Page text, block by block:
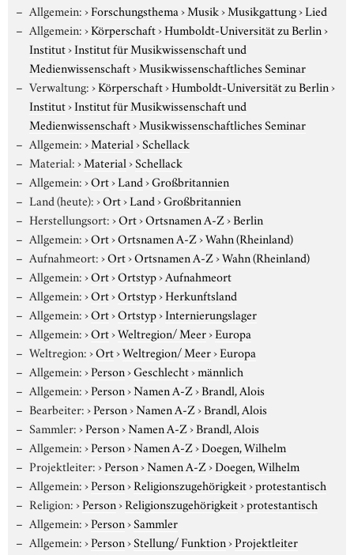
Allgemein:›Forschungsthema›Musik›Musikgattung›Lied
Allgemein:›Körperschaft›Humboldt-Universität zu Berlin›
Institut›Institut für Musikwissenschaft und
Medienwissenschaft›Musikwissenschaftliches Seminar
Verwaltung:›Körperschaft›Humboldt-Universität zu Berlin›
Institut›Institut für Musikwissenschaft und
Medienwissenschaft›Musikwissenschaftliches Seminar
Allgemein:›Material›Schellack
Material:›Material›Schellack
Allgemein:›Ort›Land›Großbritannien
Land (heute):›Ort›Land›Großbritannien
Herstellungsort:›Ort›Ortsnamen A-Z›Berlin
Allgemein:›Ort›Ortsnamen A-Z›Wahn (Rheinland)
Aufnahmeort:›Ort›Ortsnamen A-Z›Wahn (Rheinland)
Allgemein:›Ort›Ortstyp›Aufnahmeort
Allgemein:›Ort›Ortstyp›Herkunftsland
Allgemein:›Ort›Ortstyp›Internierungslager
Allgemein:›Ort›Weltregion/ Meer›Europa
Weltregion:›Ort›Weltregion/ Meer›Europa
Allgemein:›Person›Geschlecht›männlich
Allgemein:›Person›Namen A-Z›Brandl, Alois
Bearbeiter:›Person›Namen A-Z›Brandl, Alois
Sammler:›Person›Namen A-Z›Brandl, Alois
Allgemein:›Person›Namen A-Z›Doegen, Wilhelm
Projektleiter:›Person›Namen A-Z›Doegen, Wilhelm
Allgemein:›Person›Religionszugehörigkeit›protestantisch
Religion:›Person›Religionszugehörigkeit›protestantisch
Allgemein:›Person›Sammler
Allgemein:›Person›Stellung/ Funktion›Projektleiter